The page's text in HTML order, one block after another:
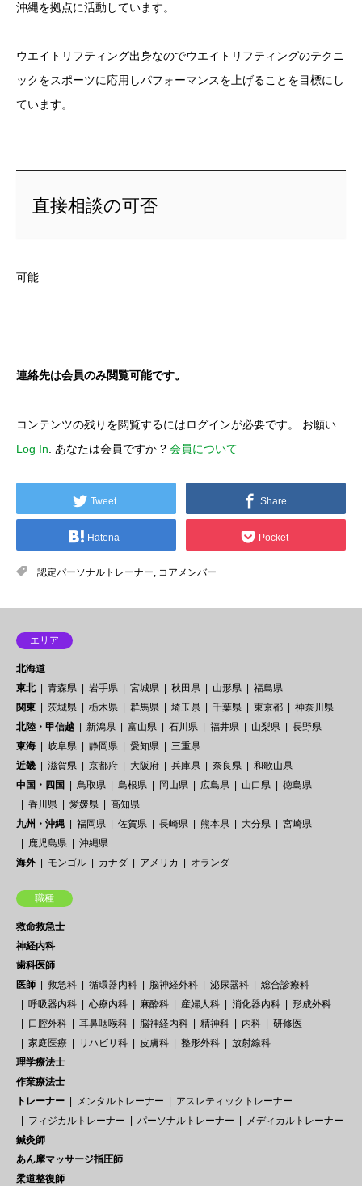
沖縄を拠点に活動しています。
ウエイトリフティング出身なのでウエイトリフティングのテクニ
ックをスポーツに応用しパフォーマンスを上げることを目標にし
ています。
直接相談の可否
可能
連絡先は会員のみ閲覧可能です。
コンテンツの残りを閲覧するにはログインが必要です。 お願い
Log In . あなたは会員ですか ? 会員について
Tweet Share
Hatena Pocket
認定パーソナルトレーナー コアメンバー
エリア
北海道
東北
青森県 岩手県 宮城県 秋田県 山形県
福島県
関東
茨城県 栃木県 群馬県 埼玉県 千葉県 東京都
神奈川県
北陸・甲信越
新潟県 富山県 石川県 福井県 山梨県
長野県
東海
岐阜県 静岡県 愛知県
三重県
近畿
滋賀県 京都府 大阪府 兵庫県 奈良県
和歌山県
中国・四国
鳥取県 島根県 岡山県 広島県 山口県
徳島県
香川県
愛媛県
高知県
九州・沖縄
福岡県 佐賀県 長崎県 熊本県 大分県
宮崎県
鹿児島県
沖縄県
海外
モンゴル カナダ アメリカ オランダ
職種
救命救急士
神経内科
歯科医師
医師
救急科 循環器内科 脳神経外科 泌尿器科
総合診療科
呼吸器内科
心療内科 麻酔科 産婦人科 消化器内科
形成外科
口腔外科
耳鼻咽喉科 脳神経内科 精神科 内科
研修医
家庭医療
リハビリ科 皮膚科 整形外科
放射線科
理学療法士
作業療法士
トレーナー
メンタルトレーナー
アスレティックトレーナー
フィジカルトレーナー
パーソナルトレーナー
メディカルトレーナー
鍼灸師
あん摩マッサージ指圧師
柔道整復師